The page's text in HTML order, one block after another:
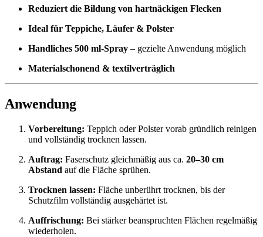
Reduziert die Bildung von hartnäckigen Flecken
Ideal für Teppiche, Läufer & Polster
Handliches 500 ml-Spray – gezielte Anwendung möglich
Materialschonend & textilverträglich
Anwendung
Vorbereitung: Teppich oder Polster vorab gründlich reinigen
und vollständig trocknen lassen.
Auftrag: Faserschutz gleichmäßig aus ca. 20–30 cm
Abstand auf die Fläche sprühen.
Trocknen lassen: Fläche unberührt trocknen, bis der
Schutzfilm vollständig ausgehärtet ist.
Auffrischung: Bei stärker beanspruchten Flächen regelmäßig
wiederholen.